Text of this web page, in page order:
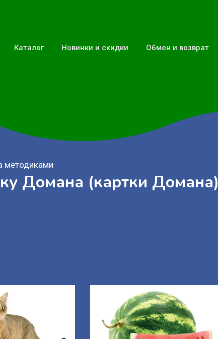
Каталог Новинки и скидки Обмен и возврат
методиками
Домана (картки Домана)